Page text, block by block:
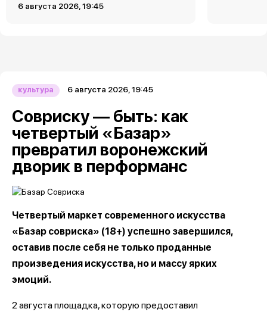
6 августа 2026, 19:45
культура 6 августа 2026, 19:45
Совриску — быть: как
четвертый «Базар»
превратил воронежский
дворик в перформанс
Четвертый маркет современного искусства
«Базар совриска» (18+) успешно завершился,
оставив после себя не только проданные
произведения искусства, но и массу ярких
эмоций.
2 августа площадка, которую предоставил